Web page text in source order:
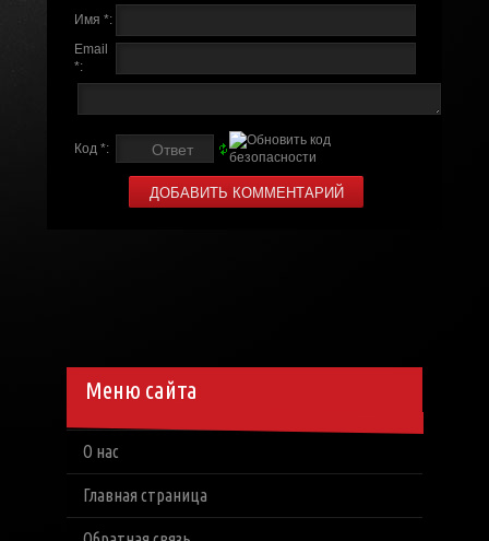
Имя *:
Email
*:
Код *:
Меню сайта
О нас
Главная страница